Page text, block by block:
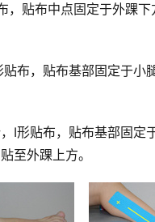
，贴布中点固定于外踝
布，贴布基部固定于
I形贴布，贴布基部固
至外踝上方。